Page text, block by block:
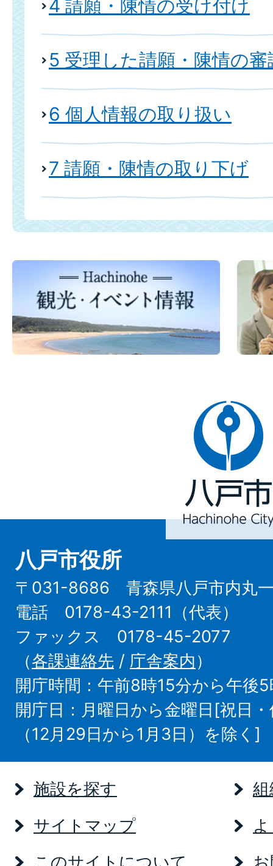
4 請願・陳情の受け付け
5 受理した請願・陳情の
6 個人情報の取り扱い
7 請願・陳情の取り下げ
八
戸
市
Hachinohe
City
八戸市役所
〒031-8686 青森県八戸市内丸一
電話 0178-43-2111（代表）
ファックス 0178-45-2077
（各課連絡先 / 庁舎案内）
開庁時間：午前8時15分から午後5
開庁日：月曜日から金曜日[祝日
（12月29日から1月3日）を除く]
施設を探す
サイトマップ
このサイトについて